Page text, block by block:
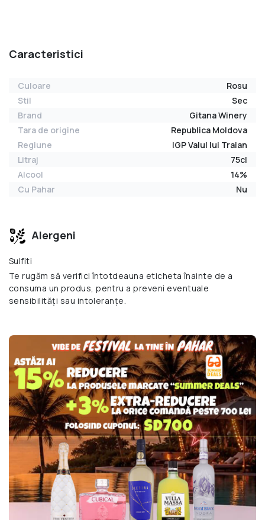
Caracteristici
Culoare
Rosu
Stil
Sec
Brand
Gitana Winery
Tara de origine
Republica Moldova
Regiune
IGP Valul lui Traian
Litraj
75cl
Alcool
14%
Cu Pahar
Nu
Alergeni
Sulfiti
Te rugăm să verifici întotdeauna eticheta înainte de a
consuma un produs, pentru a preveni eventuale
sensibilități sau intoleranțe.